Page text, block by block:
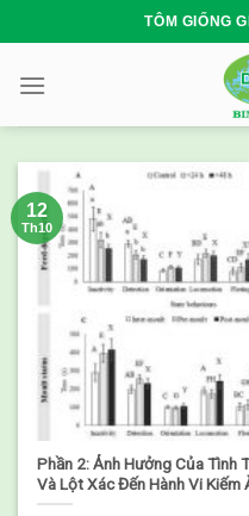
to
content
TÔM GIỐNG
Phần 2: Ảnh Hưởng Của Tình
Và Lột Xác Đến Hành Vi Kiếm
(Litopenaeus vannamei)
12
Th10